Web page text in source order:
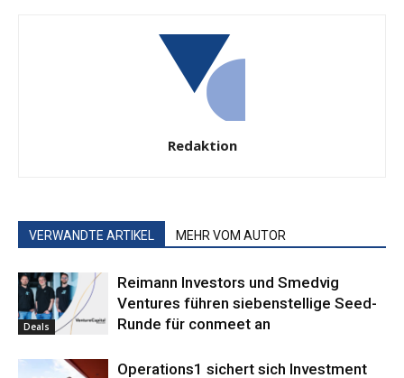
Redaktion
VERWANDTE ARTIKEL MEHR VOM AUTOR
Deals
Reimann Investors und Smedvig
Ventures führen siebenstellige Seed-
Runde für conmeet an
Operations1 sichert sich Investment